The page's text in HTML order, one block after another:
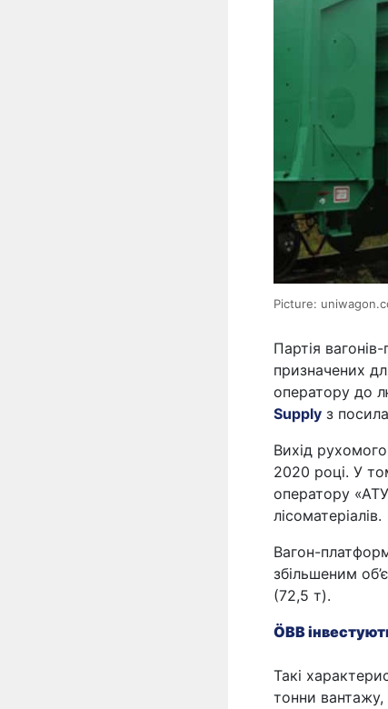
Picture:
Партія
призначених
оператору до
Supply з
Вихід
2020 році. У
оператору
лісоматеріалів.
Вагон-
збільшеним
(72,5 т).
ÖBB
Такі
тонни вантажу,